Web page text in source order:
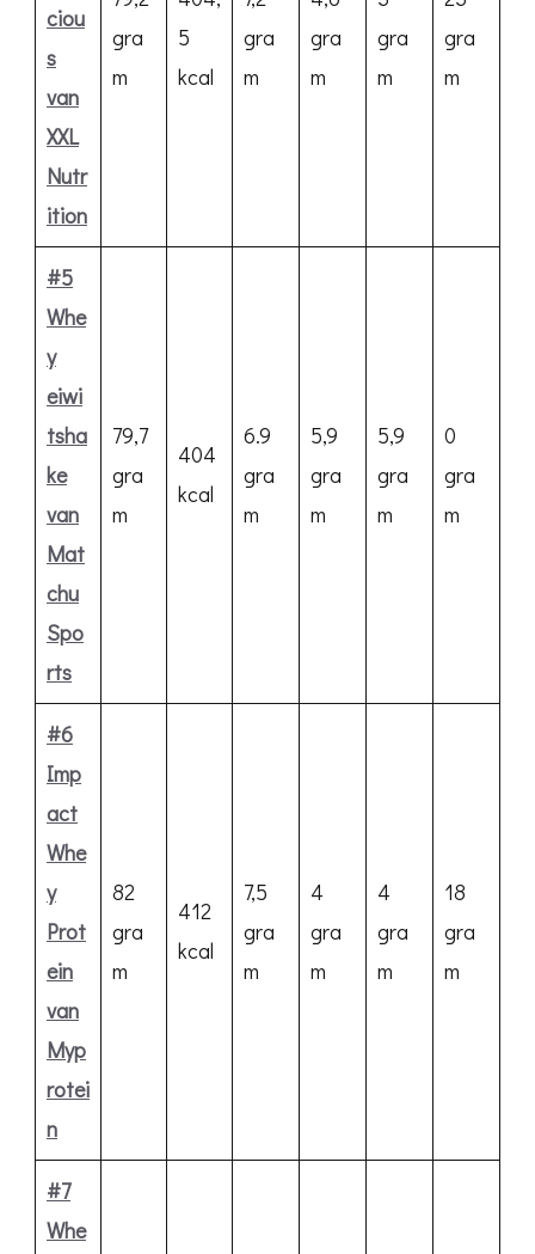
ciou
s
van
XXL
Nutr
ition
gra
m
5
kcal
gra
m
gra
m
gra
m
gra
m
#5
Whe
y
eiwi
tsha
ke
van
Mat
chu
Spo
rts
79,7
gra
m
404
kcal
6.9
gra
m
5,9
gra
m
5,9
gra
m
0
gra
m
#6
Imp
act
Whe
y
Prot
ein
van
Myp
rotei
n
82
gra
m
412
kcal
7,5
gra
m
4
gra
m
4
gra
m
18
gra
m
#7
Whe